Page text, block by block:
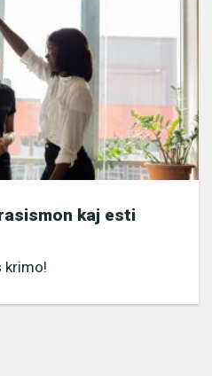
kaj esti
krimo!